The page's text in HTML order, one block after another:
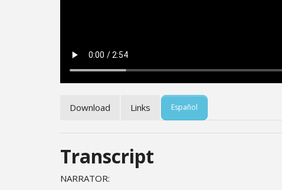
Download Links Español
Transcript
NARRATOR: